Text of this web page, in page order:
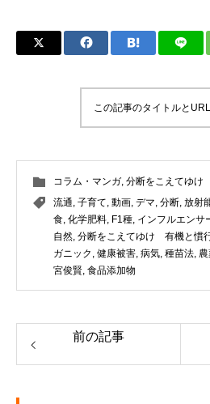
この記事のタイトルと
コラム・マンガ 分断をこえてゆけ
流通 子育て 動画 デマ 分断 放射
食 化学肥料 F1種 インフルエンサ
自然 分断をこえてゆけ 有機と慣
ガニック 健康被害 病気 種苗法
宮俊賢 食品添加物
前の記事